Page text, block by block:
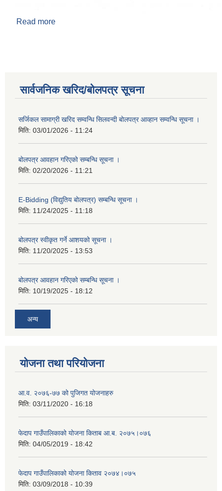
Read more
सार्वजनिक खरिद/बोलपत्र सूचना
सर्जिकल सामाग्री खरिद सम्वन्धि सिलवन्दी बोलपत्र आव्हान सम्वन्धि सूचना ।
मिति: 03/01/2026 - 11:24
बोलपत्र आवहान गरिएको सम्बन्धि सूचना ।
मिति: 02/20/2026 - 11:21
E-Bidding (विद्युतिय बोलपत्र) सम्बन्धि सूचना ।
मिति: 11/24/2025 - 11:18
बोलपत्र स्वीकृत गर्ने आशयको सूचना ।
मिति: 11/20/2025 - 13:53
बोलपत्र आवहान गरिएको सम्बन्धि सूचना ।
मिति: 10/19/2025 - 18:12
अन्य
योजना तथा परियोजना
आ.व. २०७६-७७ को पुजिगत योजनाहरु
मिति: 03/11/2020 - 16:18
फेदाप गाउँपालिकाको योजना किताब आ.ब. २०७५।०७६
मिति: 04/05/2019 - 18:42
फेदाप गाउँपालिकाको योजना किताव २०७४।०७५
मिति: 03/09/2018 - 10:39